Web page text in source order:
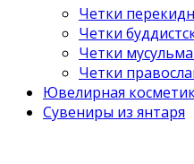
Четки
Четки
Четки
Четки
Ювелирная
Сувениры из янтаря